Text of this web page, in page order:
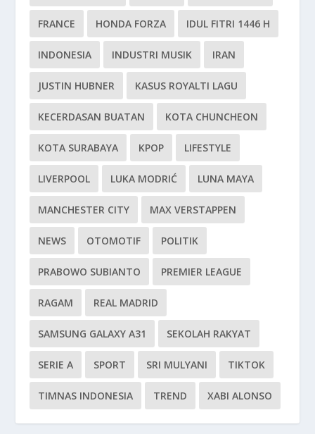
FRANCE HONDA FORZA IDUL FITRI 1446 H
INDONESIA INDUSTRI MUSIK IRAN
JUSTIN HUBNER KASUS ROYALTI LAGU
KECERDASAN BUATAN KOTA CHUNCHEON
KOTA SURABAYA KPOP LIFESTYLE
LIVERPOOL LUKA MODRIĆ LUNA MAYA
MANCHESTER CITY MAX VERSTAPPEN
NEWS OTOMOTIF POLITIK
PRABOWO SUBIANTO PREMIER LEAGUE
RAGAM REAL MADRID
SAMSUNG GALAXY A31 SEKOLAH RAKYAT
SERIE A SPORT SRI MULYANI TIKTOK
TIMNAS INDONESIA TREND XABI ALONSO